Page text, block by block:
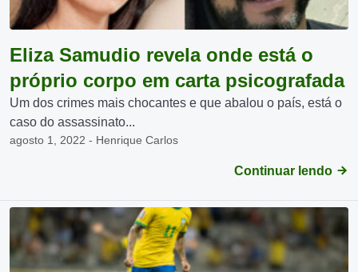
Eliza Samudio revela onde está o
próprio corpo em carta psicografada
Um dos crimes mais chocantes e que abalou o país, está o
caso do assassinato...
agosto 1, 2022 - Henrique Carlos
Continuar lendo